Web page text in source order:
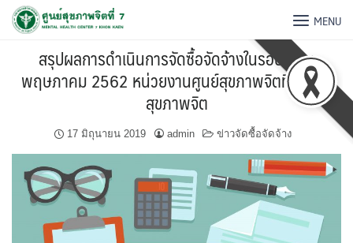
MENU
สรุปผลการดำเนินการจัดซื้อจัดจ้างในรอบเดือน
พฤษภาคม 2562 หน่วยงานศูนย์สุขภาพจิตที่ 7 กรม
สุขภาพจิต
17 มิถุนายน 2019 admin ข่าวจัดซื้อจัดจ้าง